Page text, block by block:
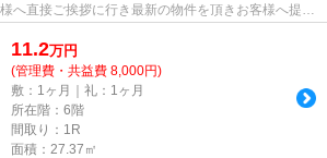
へ直接ご挨拶に行き最新の物件を頂きお客様へ提供
11.2万円
(管理費・共益費 8,000円)
敷：1ヶ月｜礼：1ヶ月
所在階：6階
間取り：1R
面積：27.37㎡